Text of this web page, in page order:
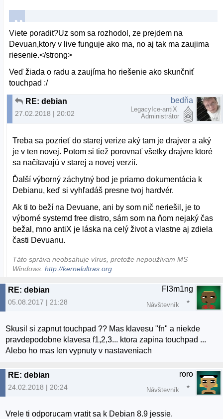
Viete poradit?Uz som sa rozhodol, ze prejdem na
Devuan,ktory v live funguje ako ma, no aj tak ma zaujima
riesenie.</strong>
Veď žiada o radu a zaujíma ho riešenie ako skunčniť
touchpad :/
RE: debian
27.02.2018 | 20:02
bedňa
LegacyIce-antiX
Administrátor
Treba sa pozrieť do starej verize aký tam je drajver a aký
je v ten novej. Potom si tiež porovnať všetky drajvre ktoré
sa načítavajú v starej a novej verzií.
Ďalší výborný záchytný bod je priamo dokumentácia k
Debianu, keď si vyhľadáš presne tvoj hardvér.
Ak ti to beží na Devuane, ani by som nič neriešil, je to
výborné systemd free distro, sám som na ňom nejaký čas
bežal, mno antiX je láska na celý život a vlastne aj zdiela
časti Devuanu.
Táto správa neobsahuje vírus, pretože nepoužívam MS
Windows.http://kernelultras.org
RE: debian
05.08.2017 | 21:28
Fl3m1ng
Návštevník
Skusil si zapnut touchpad ?? Mas klavesu "fn" a niekde
pravdepodobne klavesa f1,2,3... ktora zapina touchpad ...
Alebo ho mas len vypnuty v nastaveniach
RE: debian
24.02.2018 | 20:24
roro
Návštevník
Vrele ti odporucam vratit sa k Debian 8.9 jessie.